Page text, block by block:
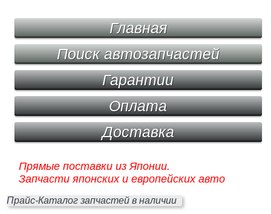
Главная
Поиск автозапчастей
Гарантии
Оплата
Доставка
Прямые поставки из Японии.
Запчасти японских и европейских авто
Прайс-Каталог запчастей в наличии